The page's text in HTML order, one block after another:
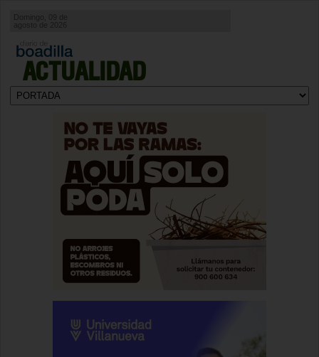
ACTUALIDAD
Domingo, 09 de
agosto de 2026